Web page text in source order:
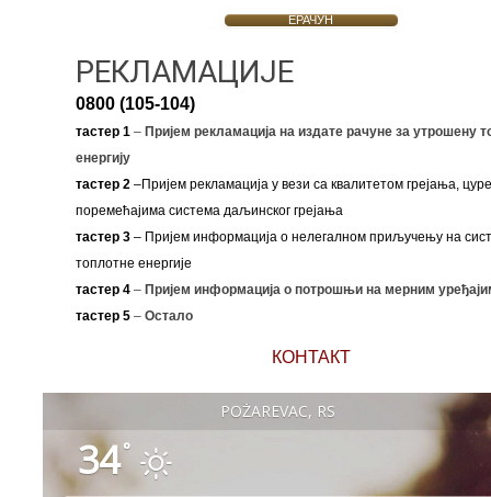
ЕРАЧУН
РЕКЛАМАЦИЈЕ
0800 (105-104)
тастер 1–Пријем рекламација на издате рачуне за утрошену
енергију
тастер 2–Пријем рекламација у вези са квалитетом грејања,
поремећајима система даљинског грејања
тастер 3– Пријем информација о нелегалном приључењу на
топлотне енергије
тастер 4 – Пријем информација о потрошњи на мерним
тастер 5 – Остало
КОНТАКТ
POŽAREVAC, RS
34°